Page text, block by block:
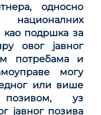
односно
као подршка за
овог јавног
потребама и
могу
или више
позивом, уз
јавног позива